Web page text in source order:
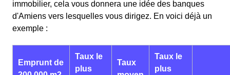
immobilier, cela vous donnera une idée des banques
d'Amiens vers lesquelles vous dirigez. En voici déjà un
exemple :
Emprunt de
Taux le
plus
Taux
Taux le
plus